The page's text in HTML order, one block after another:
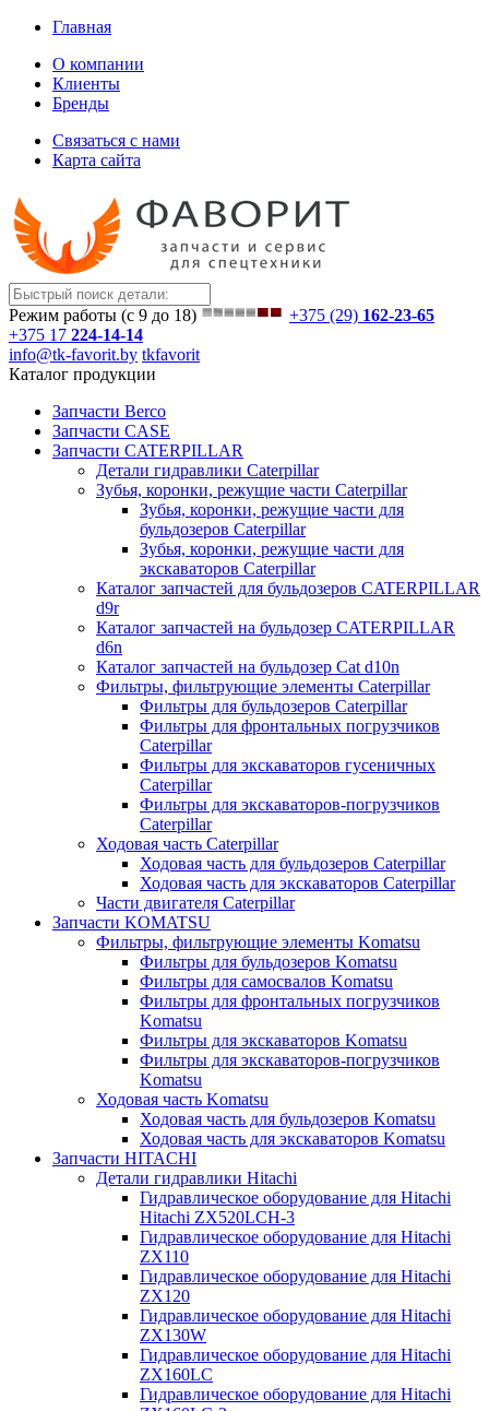
Главная
О компании
Клиенты
Бренды
Связаться с нами
Карта сайта
Режим работы (с 9 до 18) +375 (29) 162-23-65
+375 17 224-14-14
info@tk-favorit.by tkfavorit
Каталог продукции
Запчасти Berco
Запчасти CASE
Запчасти CATERPILLAR
Детали гидравлики Caterpillar
Зубья, коронки, режущие части Caterpillar
Зубья, коронки, режущие части для
бульдозеров Caterpillar
Зубья, коронки, режущие части для
экскаваторов Caterpillar
Каталог запчастей для бульдозеров CATERPILLAR
d9r
Каталог запчастей на бульдозер CATERPILLAR
d6n
Каталог запчастей на бульдозер Сat d10n
Фильтры, фильтрующие элементы Caterpillar
Фильтры для бульдозеров Caterpillar
Фильтры для фронтальных погрузчиков
Caterpillar
Фильтры для экскаваторов гусеничных
Caterpillar
Фильтры для экскаваторов-погрузчиков
Caterpillar
Ходовая часть Caterpillar
Ходовая часть для бульдозеров Caterpillar
Ходовая часть для экскаваторов Caterpillar
Части двигателя Caterpillar
Запчасти KOMATSU
Фильтры, фильтрующие элементы Komatsu
Фильтры для бульдозеров Komatsu
Фильтры для самосвалов Komatsu
Фильтры для фронтальных погрузчиков
Komatsu
Фильтры для экскаваторов Komatsu
Фильтры для экскаваторов-погрузчиков
Komatsu
Ходовая часть Komatsu
Ходовая часть для бульдозеров Komatsu
Ходовая часть для экскаваторов Komatsu
Запчасти HITACHI
Детали гидравлики Hitachi
Гидравлическое оборудование для Hitachi
Hitachi ZX520LCH-3
Гидравлическое оборудование для Hitachi
ZX110
Гидравлическое оборудование для Hitachi
ZX120
Гидравлическое оборудование для Hitachi
ZX130W
Гидравлическое оборудование для Hitachi
ZX160LC
Гидравлическое оборудование для Hitachi